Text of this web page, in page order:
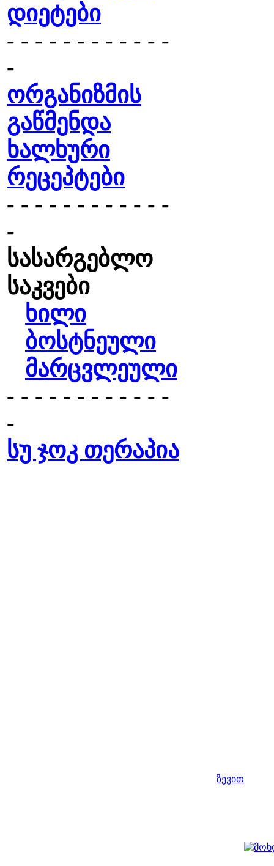
დიეტები
- - - - - - - - - - - -
-
ორგანიზმის
გაწმენდა
ხალხური
რეცეპტები
- - - - - - - - - - - -
-
სასარგებლო
საკვები
ხილი
ბოსტნეული
მარცვლეული
- - - - - - - - - - - -
-
სუ ჯოკ თერაპია
ზევით